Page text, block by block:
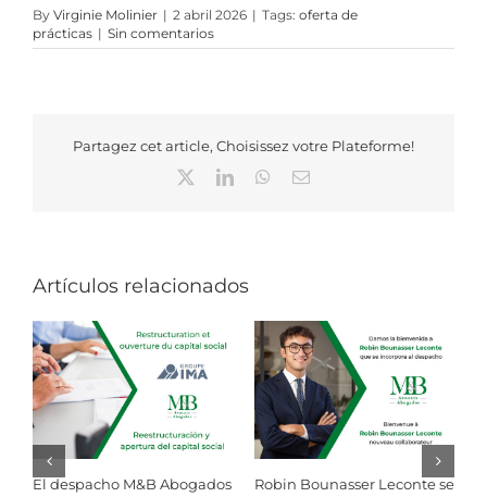
By Virginie Molinier | 2 abril 2026 | Tags: oferta de
prácticas | Sin comentarios
Partagez cet article, Choisissez votre Plateforme!
LinkedInWhatsApp
Correo
Artículos relacionados
El despacho M&B Abogados
Robin Bounasser Leconte se